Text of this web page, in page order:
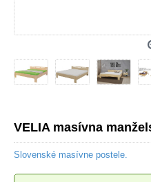
VELIA masívna
Slovenské masívne postele.